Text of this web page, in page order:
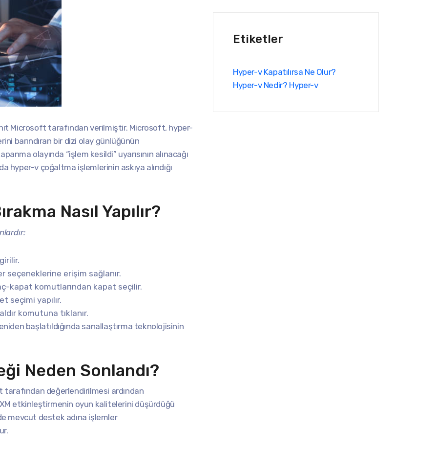
Microsoft tarafından verilmiştir. Microsoft, hyper-
barındıran bir dizi olay günlüğünün
olayında “işlem kesildi” uyarısının alınacağı
hyper-v çoğaltma işlemlerinin askıya alındığı
Nasıl Yapılır?
seçeneklerine erişim sağlanır.
kapat komutlarından kapat seçilir.
seçimi yapılır.
komutuna tıklanır.
başlatıldığında sanallaştırma teknolojisinin
Neden Sonlandı?
tarafından değerlendirilmesi ardından
etkinleştirmenin oyun kalitelerini düşürdüğü
mevcut destek adına işlemler
Etiketler
Hyper-v Kapatılırsa Ne Olur?
Hyper-v Nedir? Hyper-v